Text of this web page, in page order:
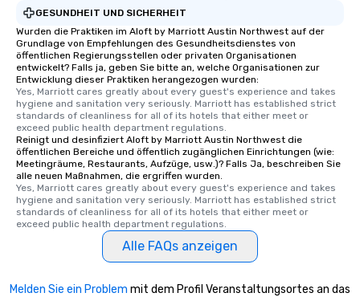
GESUNDHEIT UND SICHERHEIT
Wurden die Praktiken im Aloft by Marriott Austin Northwest auf der
Grundlage von Empfehlungen des Gesundheitsdienstes von
öffentlichen Regierungsstellen oder privaten Organisationen
entwickelt? Falls ja, geben Sie bitte an, welche Organisationen zur
Entwicklung dieser Praktiken herangezogen wurden:
Yes, Marriott cares greatly about every guest's experience and takes
hygiene and sanitation very seriously. Marriott has established strict
standards of cleanliness for all of its hotels that either meet or
exceed public health department regulations.
Reinigt und desinfiziert Aloft by Marriott Austin Northwest die
öffentlichen Bereiche und öffentlich zugänglichen Einrichtungen (wie:
Meetingräume, Restaurants, Aufzüge, usw.)? Falls Ja, beschreiben Sie
alle neuen Maßnahmen, die ergriffen wurden.
Yes, Marriott cares greatly about every guest's experience and takes
hygiene and sanitation very seriously. Marriott has established strict
standards of cleanliness for all of its hotels that either meet or
exceed public health department regulations.
Alle FAQs anzeigen
Melden Sie ein Problem mit dem Profil Veranstaltungsortes an das